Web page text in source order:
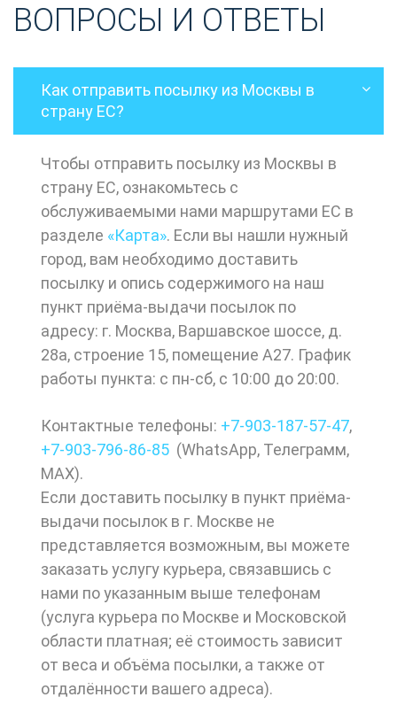
ВОПРОСЫ И ОТВЕТЫ
Как отправить посылку из Москвы в
страну ЕС?
Чтобы отправить посылку из Москвы в
страну ЕС, ознакомьтесь с
обслуживаемыми нами маршрутами ЕС в
разделе «Карта». Если вы нашли нужный
город, вам необходимо доставить
посылку и опись содержимого на наш
пункт приёма-выдачи посылок по
адресу: г. Москва, Варшавское шоссе, д.
28а, строение 15, помещение А27. График
работы пункта: с пн-сб, с 10:00 до 20:00.
Контактные телефоны: +7-903-187-57-47,
+7-903-796-86-85 (WhatsApp, Телеграмм,
МАХ).
Если доставить посылку в пункт приёма-
выдачи посылок в г. Москве не
представляется возможным, вы можете
заказать услугу курьера, связавшись с
нами по указанным выше телефонам
(услуга курьера по Москве и Московской
области платная; её стоимость зависит
от веса и объёма посылки, а также от
отдалённости вашего адреса).